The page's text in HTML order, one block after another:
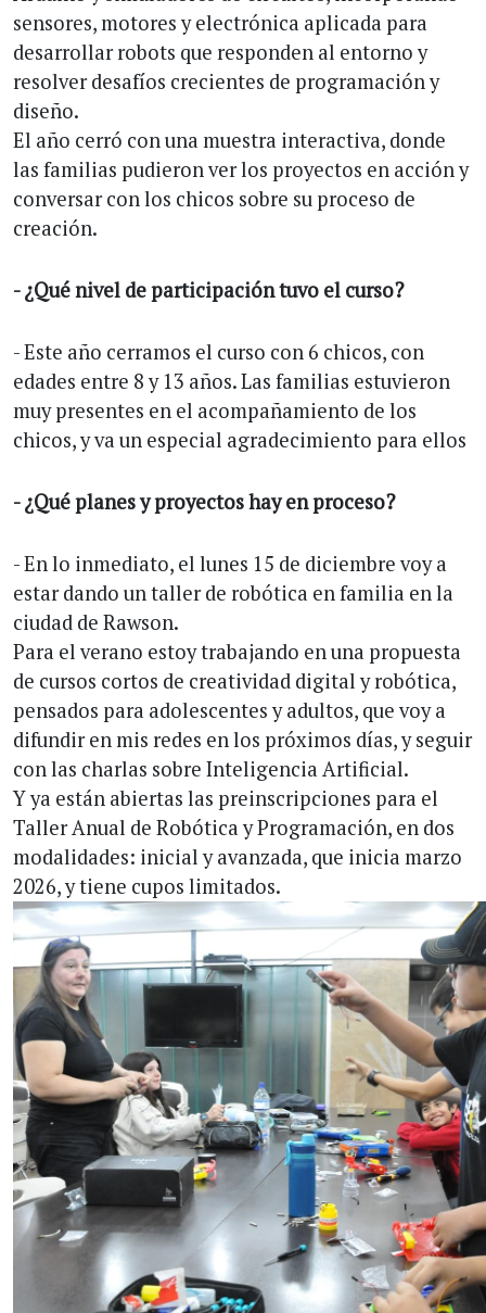
sensores, motores y electrónica aplicada para
desarrollar robots que responden al entorno y
resolver desafíos crecientes de programación y
diseño.
El año cerró con una muestra interactiva, donde
las familias pudieron ver los proyectos en acción y
conversar con los chicos sobre su proceso de
creación.
- ¿Qué nivel de participación tuvo el curso?
- Este año cerramos el curso con 6 chicos, con
edades entre 8 y 13 años. Las familias estuvieron
muy presentes en el acompañamiento de los
chicos, y va un especial agradecimiento para ellos
- ¿Qué planes y proyectos hay en proceso?
- En lo inmediato, el lunes 15 de diciembre voy a
estar dando un taller de robótica en familia en la
ciudad de Rawson.
Para el verano estoy trabajando en una propuesta
de cursos cortos de creatividad digital y robótica,
pensados para adolescentes y adultos, que voy a
difundir en mis redes en los próximos días, y seguir
con las charlas sobre Inteligencia Artificial.
Y ya están abiertas las preinscripciones para el
Taller Anual de Robótica y Programación, en dos
modalidades: inicial y avanzada, que inicia marzo
2026, y tiene cupos limitados.